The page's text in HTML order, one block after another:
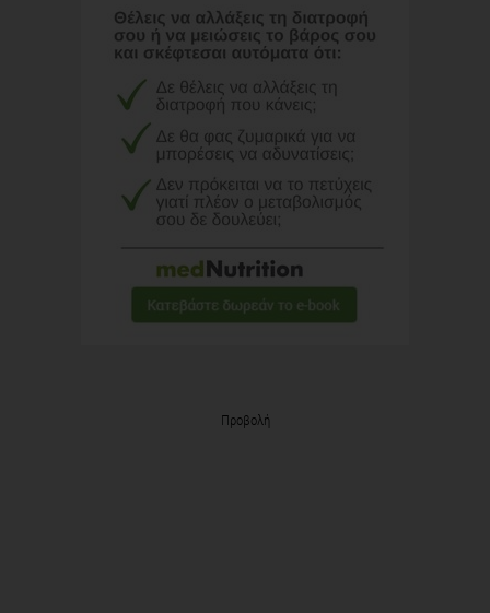
Προβολή